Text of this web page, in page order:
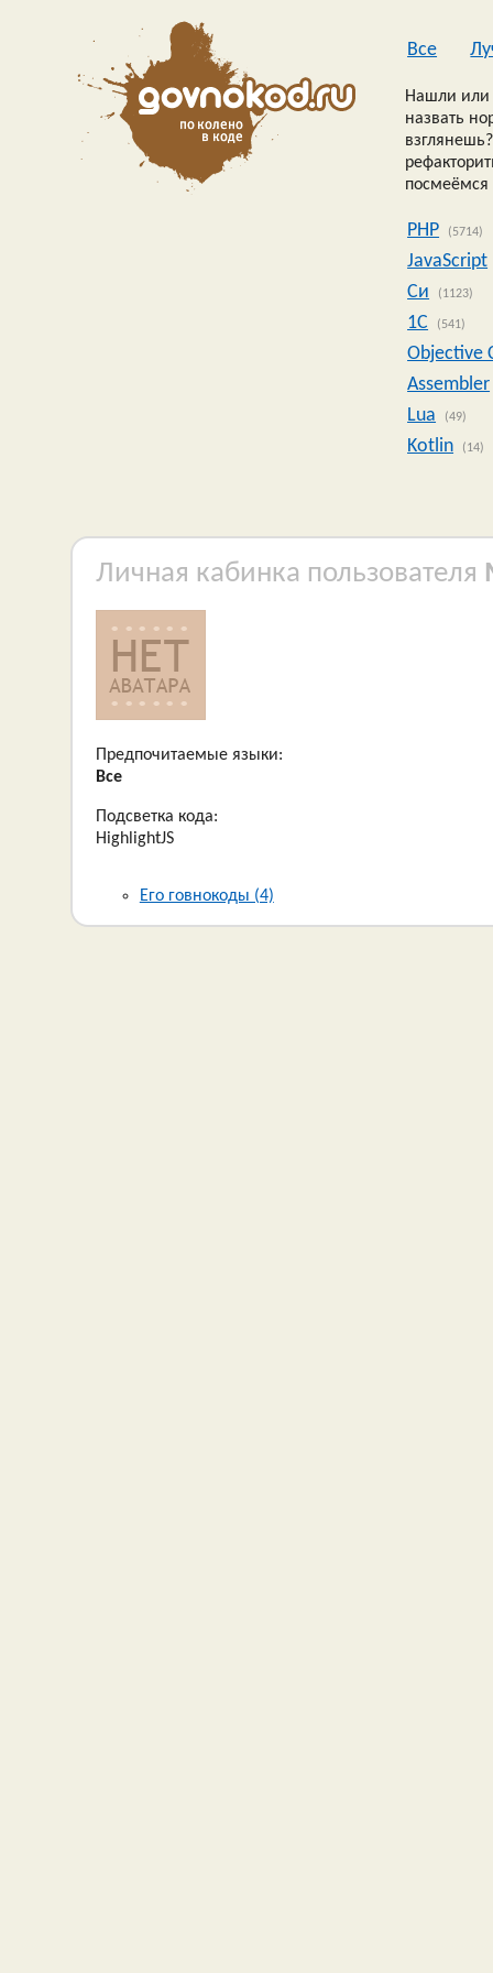
Все
Нашли или
назвать
посмеёмся
PHP (5714)
JavaScript
Си
(1123)
1C (541)
Objective
Assembler
Lua
(49)
Kotlin (14)
Личная кабинка пользователя
Предпочитаемые языки:
Все
Подсветка кода:
HighlightJS
Его говнокоды (4)